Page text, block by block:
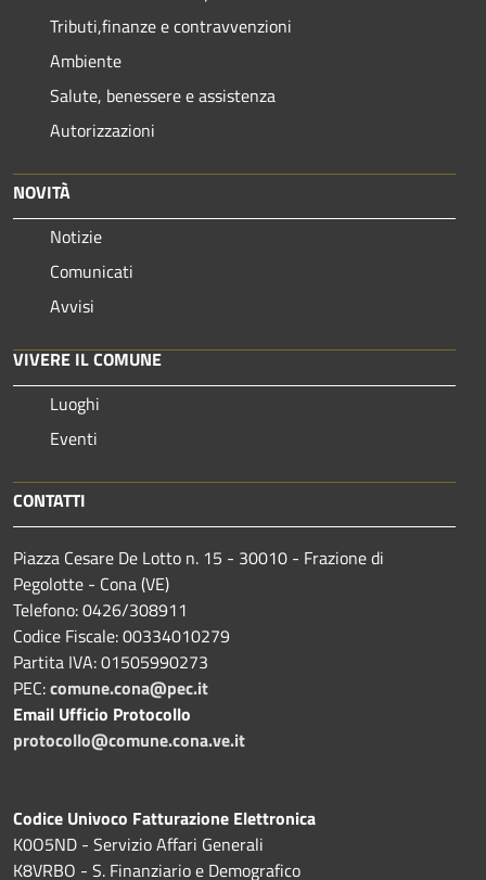
Tributi,finanze e contravvenzioni
Ambiente
Salute, benessere e assistenza
Autorizzazioni
NOVITÀ
Notizie
Comunicati
Avvisi
VIVERE IL COMUNE
Luoghi
Eventi
CONTATTI
Piazza Cesare De Lotto n. 15 - 30010 - Frazione di
Pegolotte - Cona (VE)
Telefono: 0426/308911
Codice Fiscale: 00334010279
Partita IVA: 01505990273
PEC:comune.cona@pec.it
Email Ufficio Protocollo
protocollo@comune.cona.ve.it
Codice Univoco Fatturazione Elettronica
K0O5ND - Servizio Affari Generali
K8VRBO - S. Finanziario e Demografico